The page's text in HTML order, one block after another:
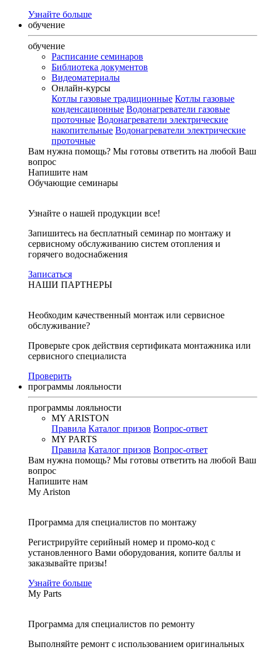
Узнайте больше
обучение
обучение
Расписание семинаров
Библиотека документов
Видеоматериалы
Онлайн-курсы
Котлы газовые традиционные Котлы газовые
конденсационные Водонагреватели газовые
проточные Водонагреватели электрические
накопительные Водонагреватели электрические
проточные
Вам нужна помощь? Мы готовы ответить на любой Ваш
вопрос
Напишите нам
Обучающие семинары
Узнайте о нашей продукции все!
Запишитесь на бесплатный семинар по монтажу и
сервисному обслуживанию систем отопления и
горячего водоснабжения
Записаться
НАШИ ПАРТНЕРЫ
Необходим качественный монтаж или сервисное
обслуживание?
Проверьте срок действия сертификата монтажника или
сервисного специалиста
Проверить
программы лояльности
программы лояльности
MY ARISTON
Правила Каталог призов Вопрос-ответ
MY PARTS
Правила Каталог призов Вопрос-ответ
Вам нужна помощь? Мы готовы ответить на любой Ваш
вопрос
Напишите нам
My Ariston
Программа для специалистов по монтажу
Регистрируйте серийный номер и промо-код с
установленного Вами оборудования, копите баллы и
заказывайте призы!
Узнайте больше
My Parts
Программа для специалистов по ремонту
Выполняйте ремонт с использованием оригинальных